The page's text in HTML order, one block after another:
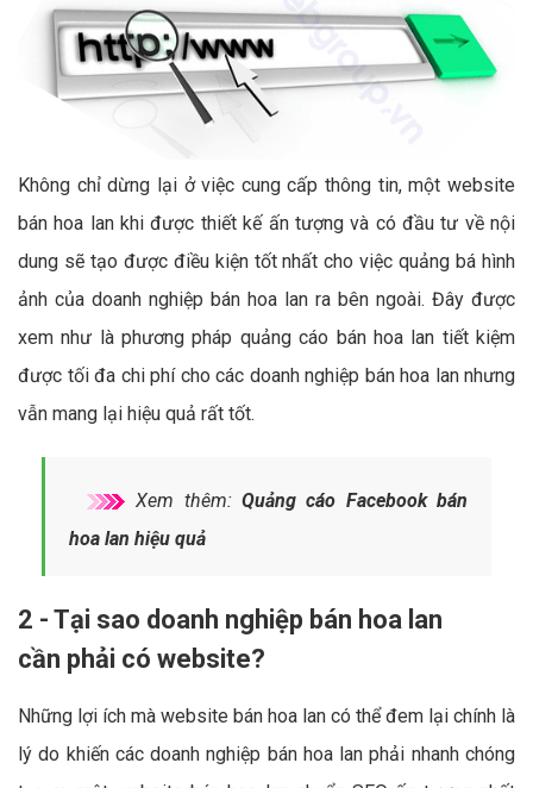
Không chỉ dừng lại ở việc cung cấp thông tin, một website
bán hoa lan khi được thiết kế ấn tượng và có đầu tư về nội
dung sẽ tạo được điều kiện tốt nhất cho việc quảng bá hình
ảnh của doanh nghiệp bán hoa lan ra bên ngoài. Đây được
xem như là phương pháp quảng cáo bán hoa lan tiết kiệm
được tối đa chi phí cho các doanh nghiệp bán hoa lan nhưng
vẫn mang lại hiệu quả rất tốt.
Xem thêm: Quảng cáo Facebook bán
hoa lan hiệu quả
2 - Tại sao doanh nghiệp bán hoa lan
cần phải có website?
Những lợi ích mà website bán hoa lan có thể đem lại chính là
lý do khiến các doanh nghiệp bán hoa lan phải nhanh chóng